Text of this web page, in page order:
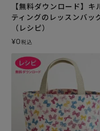
【無料ダウンロード】キ
ティングのレッスンバッ
（レシピ）
¥0税込